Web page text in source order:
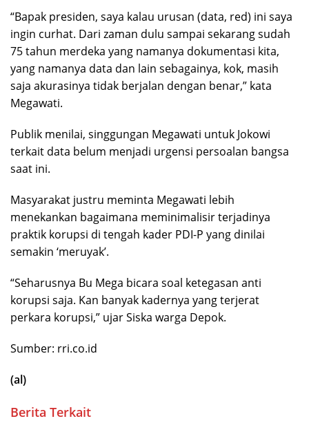
“Bapak presiden, saya kalau urusan (data, red) ini saya
ingin curhat. Dari zaman dulu sampai sekarang sudah
75 tahun merdeka yang namanya dokumentasi kita,
yang namanya data dan lain sebagainya, kok, masih
saja akurasinya tidak berjalan dengan benar,” kata
Megawati.
Publik menilai, singgungan Megawati untuk Jokowi
terkait data belum menjadi urgensi persoalan bangsa
saat ini.
Masyarakat justru meminta Megawati lebih
menekankan bagaimana meminimalisir terjadinya
praktik korupsi di tengah kader PDI-P yang dinilai
semakin ‘meruyak’.
“Seharusnya Bu Mega bicara soal ketegasan anti
korupsi saja. Kan banyak kadernya yang terjerat
perkara korupsi,” ujar Siska warga Depok.
Sumber: rri.co.id
(al)
Berita Terkait